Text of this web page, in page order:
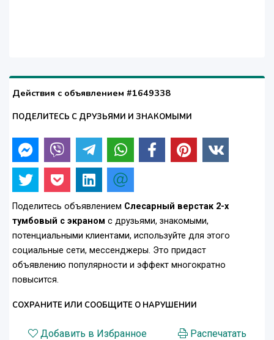
Действия с объявлением #1649338
ПОДЕЛИТЕСЬ С ДРУЗЬЯМИ И ЗНАКОМЫМИ
Поделитесь объявлением Слесарный верстак 2-х
тумбовый с экраном с друзьями, знакомыми,
потенциальными клиентами, используйте для этого
социальные сети, мессенджеры. Это придаст
объявлению популярности и эффект многократно
повысится.
СОХРАНИТЕ ИЛИ СООБЩИТЕ О НАРУШЕНИИ
Добавить в Избранное
Распечатать